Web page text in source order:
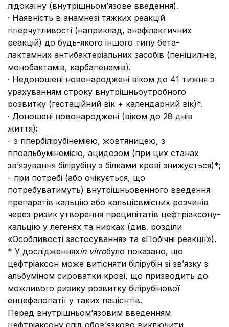
лідокаїну (внутрішньом’язове введення).
· Наявність в анамнезі тяжких реакцій
гіперчутливості (наприклад, анафілактичних
реакцій) до будь-якого іншого типу бета-
лактамних антибактеріальних засобів (пеніцилінів,
монобактамів, карбапенемів).
· Недоношені новонароджені віком до 41 тижня з
урахуванням строку внутрішньоутробного
розвитку (гестаційний вік + календарний вік)*.
· Доношені новонароджені (віком до 28 днів
життя):
- з гіпербілірубінемією, жовтяницею, з
гіпоальбумінемією, ацидозом (при цих станах
зв’язування білірубіну з білками крові знижується)*;
- при потребі (або очікується, що
потребуватимуть) внутрішньовенного введення
препаратів кальцію або кальцієвмісних розчинів
через ризик утворення преципітатів цефтріаксону-
кальцію у легенях та нирках (див. розділи
«Особливості застосування» та «Побічні реакції»).
* У дослідженняхіn vitroбуло показано, що
цефтріаксон може витісняти білірубін зі зв’язку з
альбуміном сироватки крові, що призводить до
можливого ризику розвитку білірубінової
енцефалопатії у таких пацієнтів.
Перед внутрішньом’язовим введенням
цефтріаксону слід обов’язково виключити